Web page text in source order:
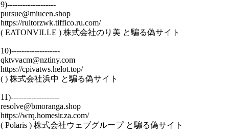
9)-------------------
pursue@miucen.shop
https://rultorzwk.tiffico.ru.com/
( EATONVILLE ) 株式会社のり美 と騙る偽サイト
10)-------------------
qktvvacm@nztiny.com
https://cpivatws.helot.top/
( ) 株式会社浜中 と騙る偽サイト
11)-------------------
resolve@bmoranga.shop
https://wrq.homesir.za.com/
( Polaris ) 株式会社ウェブグループ と騙る偽サイト